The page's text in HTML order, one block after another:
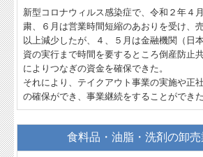
新型コロナウィルス感染症で、令和２年４
粛、６月は営業時間短縮のあおりを受け、
以上減少したが、４、５月は金融機関（日
資の実行まで時間を要するところ倒産防止
によりつなぎの資金を確保できた。
それにより、テイクアウト事業の実施や正
の確保ができ、事業継続をすることができた
食料品・油脂・洗剤の卸